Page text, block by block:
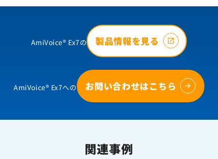
AmiVoice® Ex7の 製品情報を見る
AmiVoice® Ex7への お問い合わせはこちら
関連事例